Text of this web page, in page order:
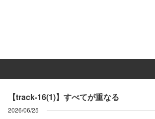
【track-16(1)】すべてが重なる
2026/06/25